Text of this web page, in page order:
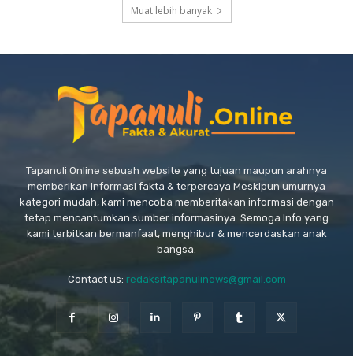
Muat lebih banyak
Tapanuli Online sebuah website yang tujuan maupun arahnya
memberikan informasi fakta & terpercaya Meskipun umurnya
kategori mudah, kami mencoba memberitakan informasi dengan
tetap mencantumkan sumber informasinya. Semoga Info yang
kami terbitkan bermanfaat, menghibur & mencerdaskan anak
bangsa.
Contact us: redaksitapanulinews@gmail.com